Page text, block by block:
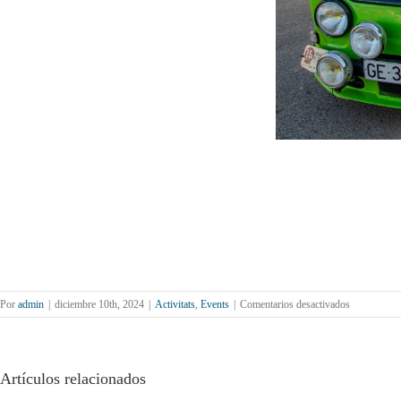
Por admin | diciembre 10th, 2024 | Activitats Events | Comentarios desactivados
Artículos relacionados